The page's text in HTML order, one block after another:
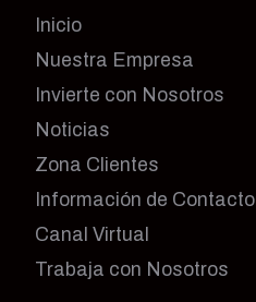
Inicio
Nuestra Empresa
Invierte con Nosotros
Noticias
Zona Clientes
Información de Contacto
Canal Virtual
Trabaja con Nosotros